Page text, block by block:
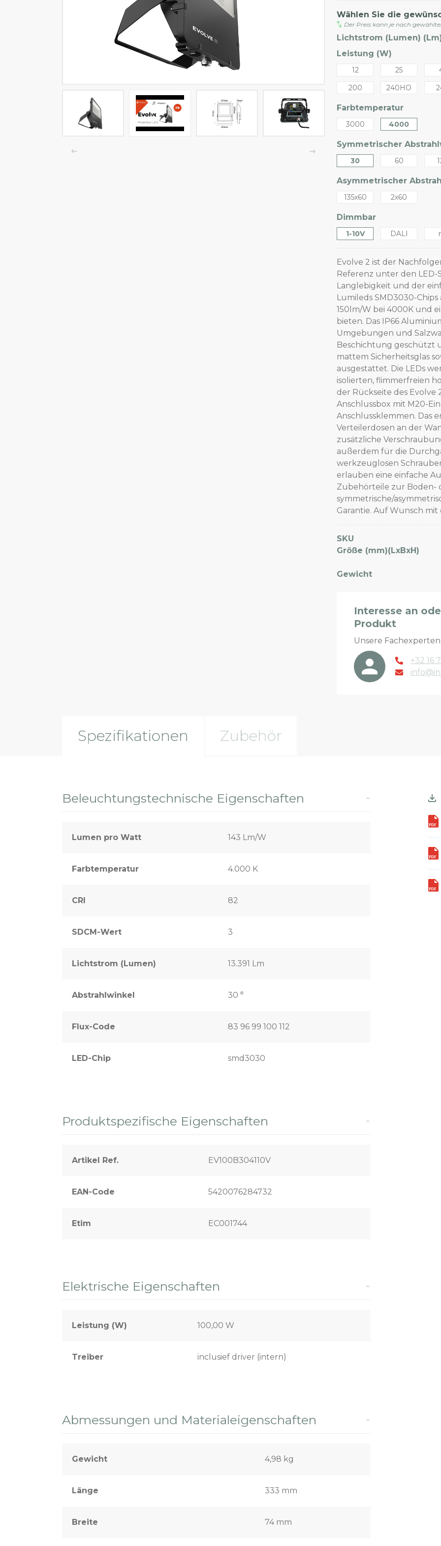
LED-Tracklights
Smartlighting
Wasserbeständige Leuchten
Decken- und Wandleuchten
Wählen Sie die
Der Preis kann je nach
Lichtstrom (Lumen)
Leistung (W)
12 25
200
240HO
Farbtemperatur
3000 4000
Symmetrischer
30 60
Asymmetrischer
135x60 2x60
Dimmbar
1-10V DALI
Evolve 2 ist der
Referenz unter den
Langlebigkeit und der
Lumileds SMD3030-
150lm/W bei 4000K und
bieten. Das IP66
Umgebungen und
Beschichtung geschützt
mattem Sicherheitsglas
ausgestattet. Die LEDs
isolierten, flimmerfreien
der Rückseite des
Anschlussbox mit M20-
Anschlussklemmen. Das
Verteilerdosen an der
zusätzliche
außerdem für die
werkzeuglosen
erlauben eine einfache
Zubehörteile zur Boden-
symmetrische/
Garantie. Auf Wunsch mit
SKU
Größe (mm)(LxBxH)
Gewicht
Interesse an
Produkt
Unsere Fachexperten
+32 16
Spezifikationen Zubehör
Beleuchtungstechnische Eigenschaften
Lumen pro Watt 143 Lm/W
Farbtemperatur 4.000 K
CRI 82
SDCM-Wert 3
Lichtstrom (Lumen) 13.391 Lm
Abstrahlwinkel 30 °
Flux-Code 83 96 99 100 112
LED-Chip smd3030
Produktspezifische Eigenschaften
Artikel Ref. EV100B304110V
EAN-Code 5420076284732
Etim EC001744
Elektrische Eigenschaften
Leistung (W) 100,00 W
Treiber inclusief driver (intern)
Abmessungen und Materialeigenschaften
Gewicht 4,98 kg
Länge 333 mm
Breite 74 mm